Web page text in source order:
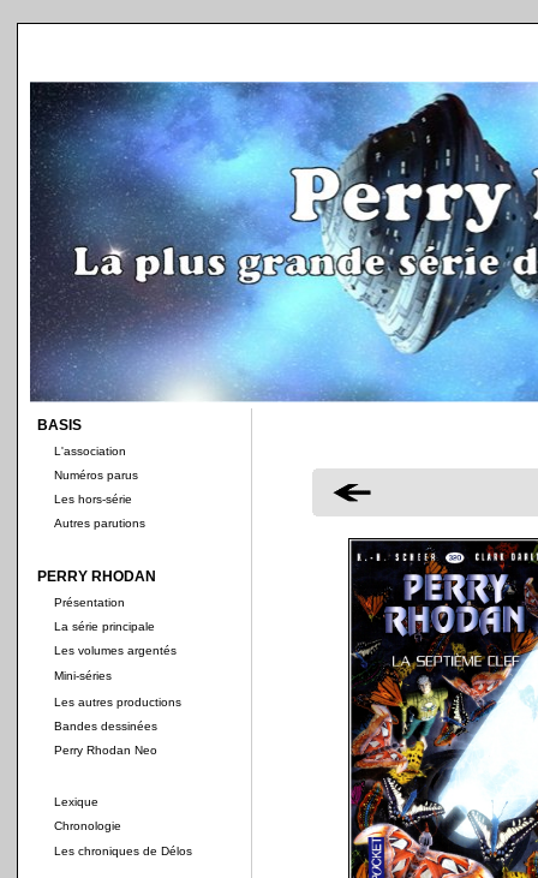
BASIS
L'association
Numéros parus
Les hors-série
Autres parutions
PERRY RHODAN
Présentation
La série principale
Les volumes argentés
Mini-séries
Les autres productions
Bandes dessinées
Perry Rhodan Neo
Lexique
Chronologie
Les chroniques de Délos